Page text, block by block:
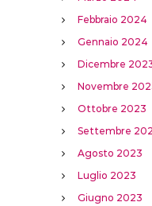
Febbraio 2024
Gennaio 2024
Dicembre
Novembre
Ottobre 2023
Settembre
Agosto 2023
Luglio 2023
Giugno 2023